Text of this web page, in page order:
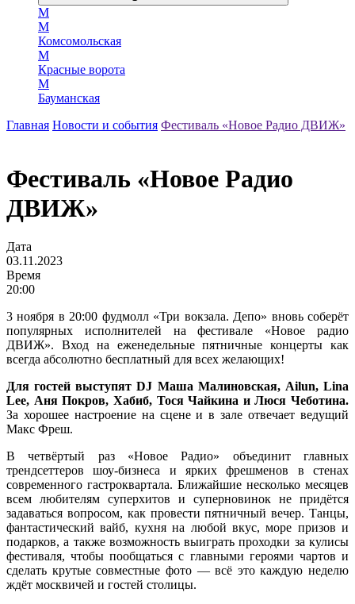
М
М
Комсомольская
М
Красные ворота
М
Бауманская
Главная Новости и события Фестиваль «Новое Радио ДВИЖ»
Фестиваль «Новое Радио
ДВИЖ»
Дата
03.11.2023
Время
20:00
3 ноября в 20:00 фудмолл «Три вокзала. Депо» вновь соберёт
популярных исполнителей на фестивале «Новое радио
ДВИЖ». Вход на еженедельные пятничные концерты как
всегда абсолютно бесплатный для всех желающих!
Для гостей выступят DJ Маша Малиновская, Ailun, Lina
Lee, Аня Покров, Хабиб, Тося Чайкина и Люся Чеботина.
За хорошее настроение на сцене и в зале отвечает ведущий
Макс Фреш.
В четвёртый раз «Новое Радио» объединит главных
трендсеттеров шоу-бизнеса и ярких фрешменов в стенах
современного гастроквартала. Ближайшие несколько месяцев
всем любителям суперхитов и суперновинок не придётся
задаваться вопросом, как провести пятничный вечер. Танцы,
фантастический вайб, кухня на любой вкус, море призов и
подарков, а также возможность выиграть проходки за кулисы
фестиваля, чтобы пообщаться с главными героями чартов и
сделать крутые совместные фото — всё это каждую неделю
ждёт москвичей и гостей столицы.